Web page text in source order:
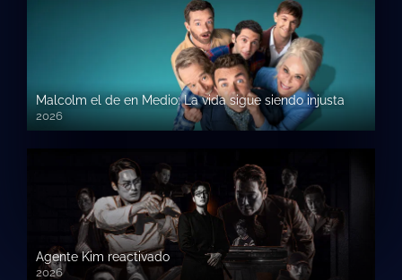
Malcolm el de en Medio: La vida sigue siendo injusta
2026
Agente Kim reactivado
2026